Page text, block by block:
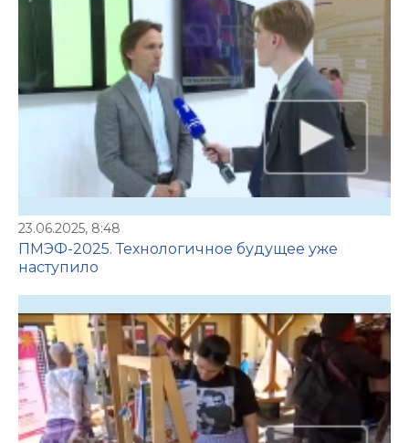
23.06.2025, 8:48
ПМЭФ-2025. Технологичное будущее уже
наступило